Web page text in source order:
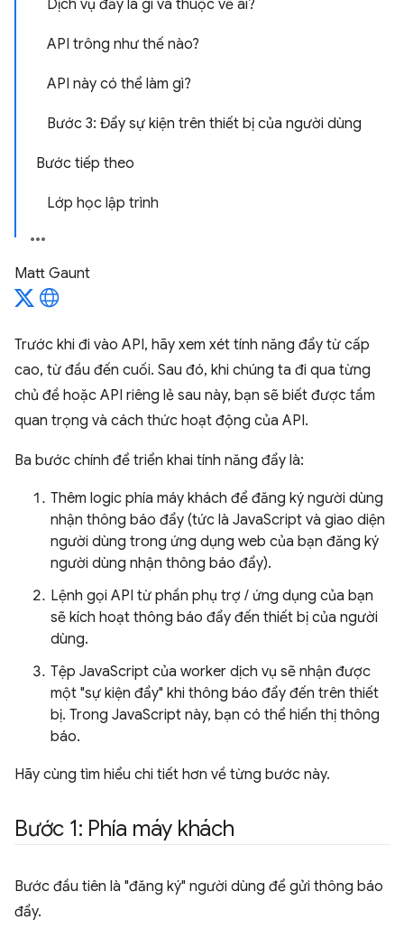
Dịch vụ đẩy là gì và thuộc về ai?
API trông như thế nào?
API này có thể làm gì?
Bước 3: Đẩy sự kiện trên thiết bị của người dùng
Bước tiếp theo
Lớp học lập trình
Matt Gaunt
Trước khi đi vào API, hãy xem xét tính năng đẩy từ cấp
cao, từ đầu đến cuối. Sau đó, khi chúng ta đi qua từng
chủ đề hoặc API riêng lẻ sau này, bạn sẽ biết được tầm
quan trọng và cách thức hoạt động của API.
Ba bước chính để triển khai tính năng đẩy là:
Thêm logic phía máy khách để đăng ký người dùng
nhận thông báo đẩy (tức là JavaScript và giao diện
người dùng trong ứng dụng web của bạn đăng ký
người dùng nhận thông báo đẩy).
Lệnh gọi API từ phần phụ trợ / ứng dụng của bạn
sẽ kích hoạt thông báo đẩy đến thiết bị của người
dùng.
Tệp JavaScript của worker dịch vụ sẽ nhận được
một "sự kiện đẩy" khi thông báo đẩy đến trên thiết
bị. Trong JavaScript này, bạn có thể hiển thị thông
báo.
Hãy cùng tìm hiểu chi tiết hơn về từng bước này.
Bước 1: Phía máy khách
Bước đầu tiên là "đăng ký" người dùng để gửi thông báo
đẩy.